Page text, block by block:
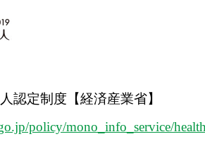
認定制度【経済産業省】
policy/mono_info_service/